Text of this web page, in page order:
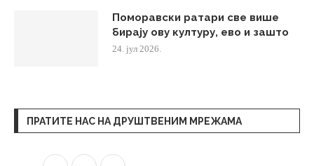
Поморавски ратари све више
бирају ову културу, ево и зашто
24. јул 2026.
ПРАТИТЕ НАС НА ДРУШТВЕНИМ МРЕЖАМА